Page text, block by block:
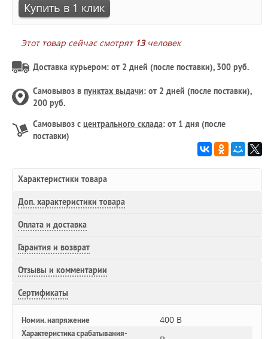
Купить в 1 клик
Этот товар сейчас смотрят 13человек
Доставка курьером: от 2 дней (после поставки), 300 руб.
Самовывоз в пунктах выдачи: от 2 дней (после поставки),
200 руб.
Самовывоз с центрального склада: от 1 дня (после
поставки)
Характеристики товара
Доп. характеристики товара
Оплата и доставка
Гарантия и возврат
Отзывы и комментарии
Сертификаты
Номин. напряжение 400 В
Характеристика срабатывания-